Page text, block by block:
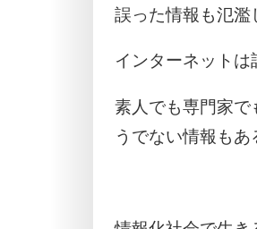
誤った情報も氾濫
インターネットは
素人でも専門家で
うでない情報もあ